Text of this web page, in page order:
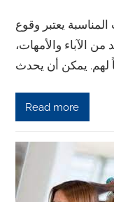
يعتبر وقوع
الآباء والأمهات،
Read more